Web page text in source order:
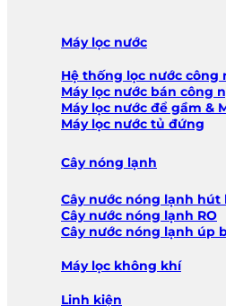
Máy lọc nước
Hệ thống lọc nước công
Máy lọc nước bán công
Máy lọc nước để gầm &
Máy lọc nước tủ đứng
Cây nóng lạnh
Cây nước nóng lạnh hút
Cây nước nóng lạnh RO
Cây nước nóng lạnh úp
Máy lọc không khí
Linh kiện